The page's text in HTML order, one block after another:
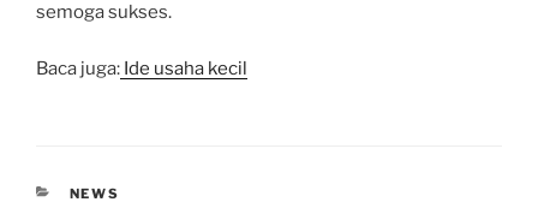
semoga sukses.
Baca juga: Ide usaha kecil
CATEGORIES
NEWS